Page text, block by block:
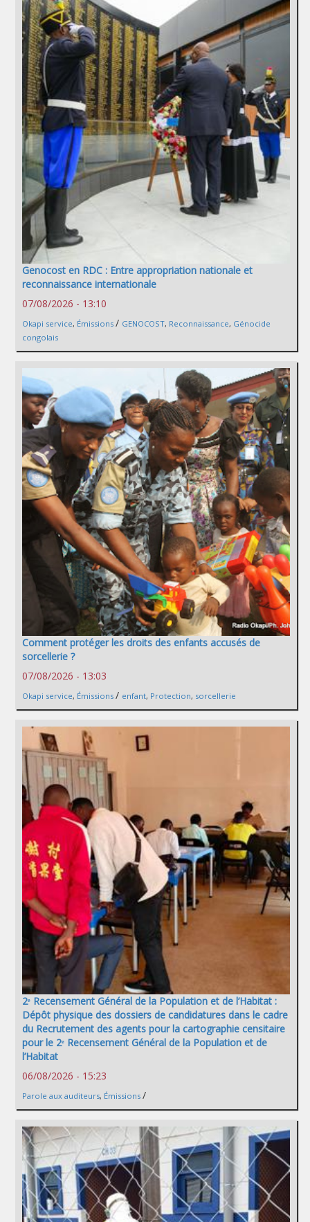
Genocost en RDC : Entre appropriation nationale et
reconnaissance internationale
07/08/2026 - 13:10
Okapi service, Émissions / GENOCOST, Reconnaissance, Génocide
congolais
Comment protéger les droits des enfants accusés de
sorcellerie ?
07/08/2026 - 13:03
Okapi service, Émissions / enfant, Protection, sorcellerie
2ᵉ Recensement Général de la Population et de l’Habitat :
Dépôt physique des dossiers de candidatures dans le cadre
du Recrutement des agents pour la cartographie censitaire
pour le 2ᵉ Recensement Général de la Population et de
l’Habitat
06/08/2026 - 15:23
Parole aux auditeurs, Émissions /